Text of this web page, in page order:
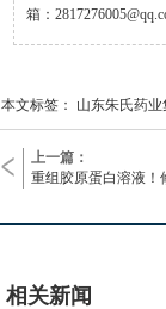
箱：
本文标签： 山东朱氏药
上一篇：
重组胶原蛋白溶液！
相关新闻